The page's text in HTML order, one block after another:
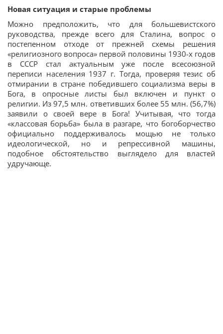
Новая ситуация и старые проблемы
Можно предположить, что для большевистского
руководства, прежде всего для Сталина, вопрос о
постепенном отходе от прежней схемы решения
«религиозного вопроса» первой половины 1930-х годов
в СССР стал актуальным уже после всесоюзной
переписи населения 1937 г. Тогда, проверяя тезис об
отмирании в стране победившего социализма веры в
Бога, в опросные листы был включен и пункт о
религии. Из 97,5 млн. ответивших более 55 млн. (56,7%)
заявили о своей вере в Бога! Учитывая, что тогда
«классовая борьба» была в разгаре, что богоборчество
официально поддерживалось мощью не только
идеологической, но и репрессивной машины,
подобное обстоятельство выглядело для властей
удручающе.